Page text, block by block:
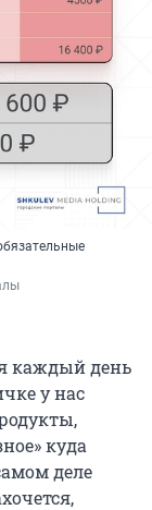
каждый день
у нас
куда
деле